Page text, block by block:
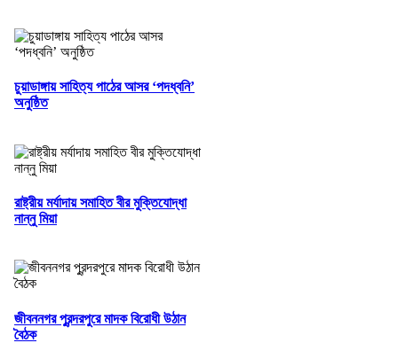
চুয়াডাঙ্গায় সাহিত্য পাঠের আসর ‘পদধ্বনি’
অনুষ্ঠিত
রাষ্ট্রীয় মর্যাদায় সমাহিত বীর মুক্তিযোদ্ধা
নান্নু মিয়া
জীবননগর পুরন্দরপুরে মাদক বিরোধী উঠান
বৈঠক